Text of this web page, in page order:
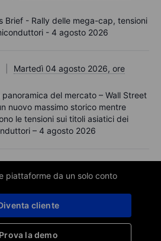
Brief - Rally delle mega-cap, tensioni
- 4 agosto 2026
Martedì 04 agosto 2026, ore
panoramica del mercato – Wall Street
nuovo massimo storico mentre
le tensioni sui titoli asiatici dei
– 4 agosto 2026
piattaforme da un solo conto
Prova la demo
cliente